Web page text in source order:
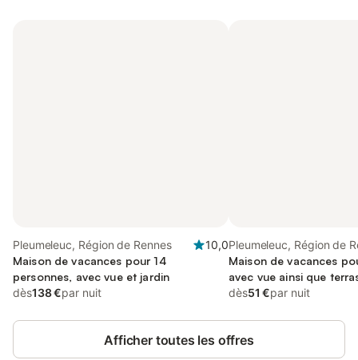
Pleumeleuc, Région de Rennes
10,0
Maison de vacances pour 14
personnes, avec vue et jardin
dès138 €par nuit
Pleumeleuc, Région de
Maison de vacances
avec vue ainsi que
dès51 €par nuit
Afficher toutes les offres